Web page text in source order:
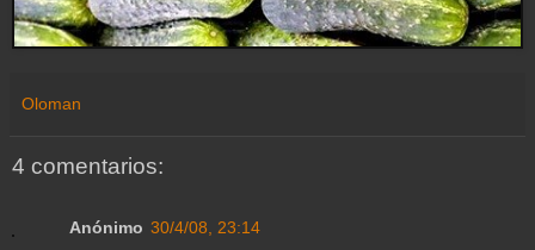
Oloman
4 comentarios:
Anónimo 30/4/08, 23:14